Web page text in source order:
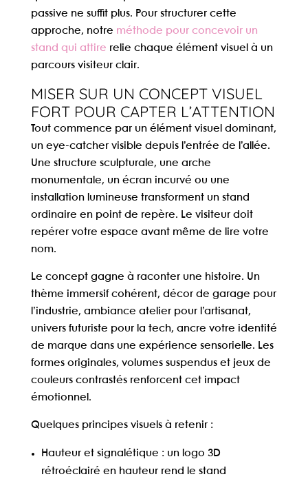
passive ne suffit plus. Pour structurer cette
approche, notre méthode pour concevoir un
stand qui attire relie chaque élément visuel à un
parcours visiteur clair.
MISER SUR UN CONCEPT VISUEL
FORT POUR CAPTER L’ATTENTION
Tout commence par un élément visuel dominant,
un eye-catchervisible depuis l’entrée de l’allée.
Une structure sculpturale, une arche
monumentale, un écran incurvé ou une
installation lumineuse transforment un stand
ordinaire en point de repère. Le visiteur doit
repérer votre espace avant même de lire votre
nom.
Le concept gagne à raconter une histoire. Un
thème immersifcohérent, décor de garage pour
l’industrie, ambiance atelier pour l’artisanat,
univers futuriste pour la tech, ancre votre identité
de marque dans une expérience sensorielle. Les
formes originales, volumes suspendus et jeux de
couleurs contrastés renforcent cet impact
émotionnel.
Quelques principes visuels à retenir :
Hauteur et signalétique : un logo 3D
rétroéclairé en hauteur rend le stand